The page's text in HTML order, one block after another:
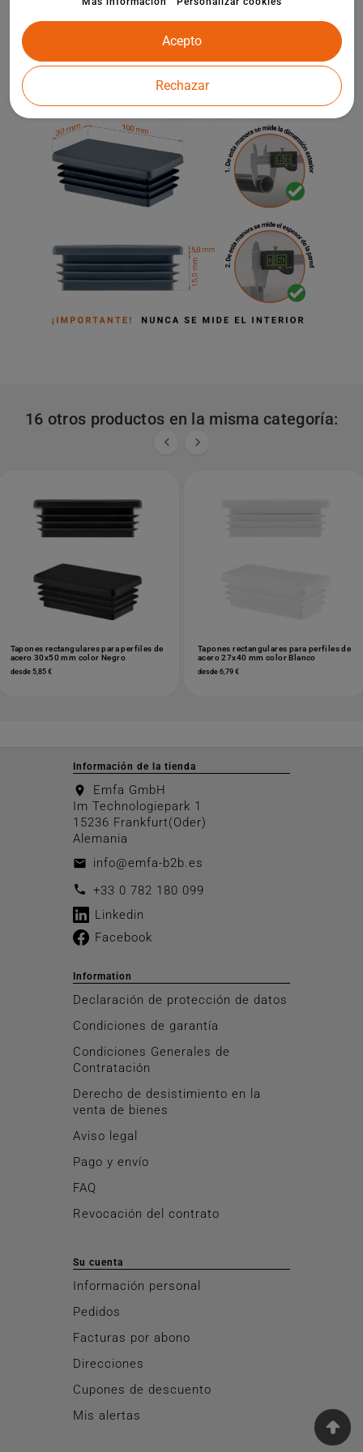
acero y aluminio, perfiles de plástico, sistemas de vallado,
infantiles y otros elementos de la arquitectura de jardines.
16 otros productos en la misma categoría:
 
Tapones rectangulares para perfiles de
acero 30x50 mm color Negro
desde 5,85 €
Tapones rectangulares para perfiles de
acero 27x40 mm color Blanco
desde 6,79 €
Rechazar
Acepto
Información de la tienda
location_on
Emfa GmbH
Im Technologiepark 1
15236 Frankfurt(Oder)
Alemania
email info@emfa-b2b.es
call +33 0 782 180 099
Linkedin
Facebook
Information
Declaración de protección de datos
Condiciones de garantía
Condiciones Generales de
Contratación
Derecho de desistimiento en la
venta de bienes
Aviso legal
Pago y envío
FAQ
Revocación del contrato
Su cuenta
Información personal
Pedidos
Facturas por abono
Direcciones
Cupones de descuento
Mis alertas